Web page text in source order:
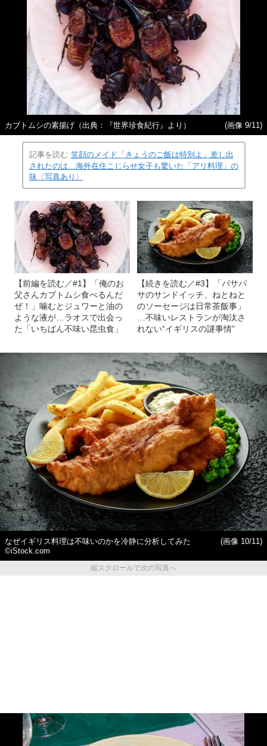
カブトムシの素揚げ（出典：『世界珍食紀行』より） (画像 9/11)
記事を読む 笑顔のメイド「きょうのご飯は特別よ」差し出
されたのは…海外在住こじらせ女子も驚いた「アリ料理」の
味〈写真あり〉
【前編を読む／#1】「俺のお
父さんカブトムシ食べるんだ
ぜ！」噛むとジュワーと油の
ような液が…ラオスで出会っ
た「いちばん不味い昆虫食」
【続きを読む／#3】「パサパ
サのサンドイッチ、ねとねと
のソーセージは日常茶飯事」
…不味いレストランが淘汰さ
れない“イギリスの謎事情”
なぜイギリス料理は不味いのかを冷静に分析してみた
©iStock.com
(画像 10/11)
縦スクロールで次の写真へ